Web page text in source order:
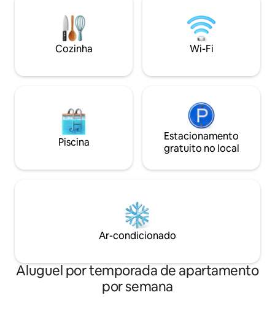
Cozinha Wi-Fi
Piscina
Estacionamento
gratuito no local
Ar-condicionado
Aluguel por temporada de apartamento
por semana